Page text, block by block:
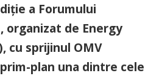
a Forumului
organizat de Energy
cu sprijinul OMV
plan una dintre cele